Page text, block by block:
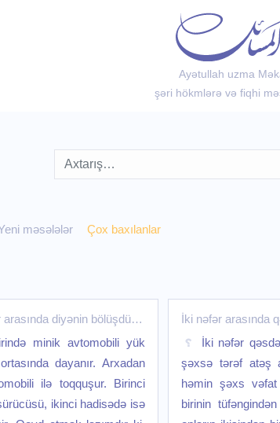
Ayətullah uzma
şəri hökmlərə və fiqhi
məsələlər Çox baxılanlar
diyənin bölüşdürülməsi
minik avtomobili yük
dayanır. Arxadan
ilə toqquşur. Birinci
ikinci hadisədə isə
İki nəfər arasında
İki nəfər
şəxsə tərəf atəş
həmin şəxs vəfat
birinin